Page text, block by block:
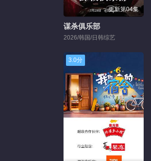
更新第04集
谋杀俱乐部
2026/韩国/日韩综艺
3.0分